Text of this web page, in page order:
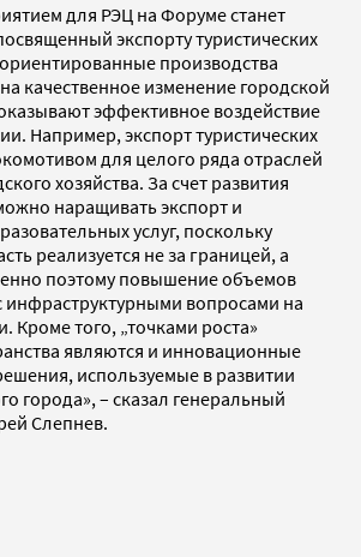
для РЭЦ на Форуме станет
экспорту туристических
производства
качественное изменение городской
эффективное воздействие
Например, экспорт туристических
для целого ряда отраслей
хозяйства. За счет развития
наращивать экспорт и
услуг, поскольку
реализуется не за границей, а
поэтому повышение объемов
инфраструктурными вопросами на
Кроме того, „точками роста»
являются и инновационные
используемые в развитии
города», – сказал генеральный
Слепнев.